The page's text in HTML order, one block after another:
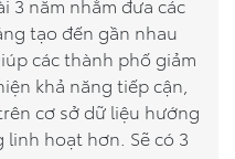
tạo đến gần nhau
các thành phố giảm
khả năng tiếp cận,
cơ sở dữ liệu hướng
hoạt hơn. Sẽ có 3